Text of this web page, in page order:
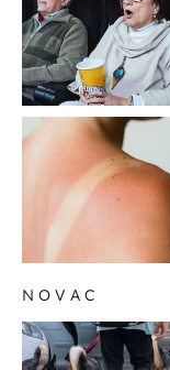
NOVAC